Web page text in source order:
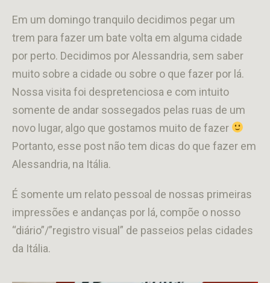
Em um domingo tranquilo decidimos pegar um
trem para fazer um bate volta em alguma cidade
por perto. Decidimos por Alessandria, sem saber
muito sobre a cidade ou sobre o que fazer por lá.
Nossa visita foi despretenciosa e com intuito
somente de andar sossegados pelas ruas de um
novo lugar, algo que gostamos muito de fazer
Portanto, esse post não tem dicas do que fazer em
Alessandria, na Itália.
É somente um relato pessoal de nossas primeiras
impressões e andanças por lá, compõe o nosso
“diário”/”registro visual” de passeios pelas cidades
da Itália.